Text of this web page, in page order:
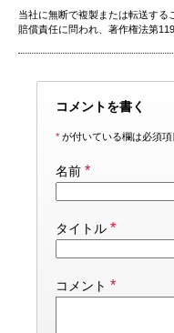
当社に無断で複製または転送す
賠償責任に問われ、著作権法第
コメントを書く
* が付いている欄は必須
名前 *
タイトル *
コメント *